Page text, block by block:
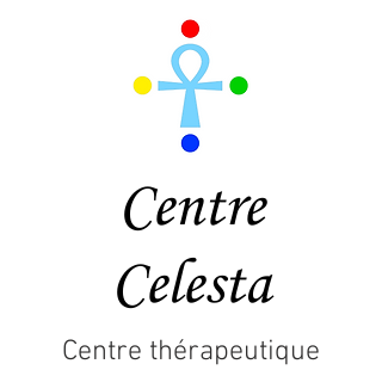
Centre
Celesta
Centre thérapeutique